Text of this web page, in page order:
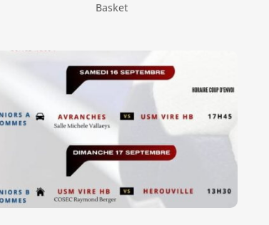
Basket